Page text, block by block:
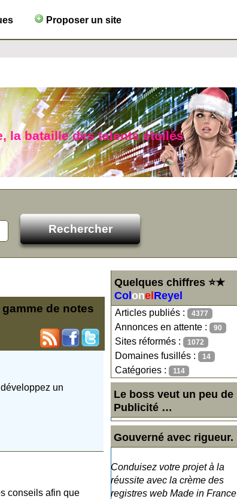
Proposer un site
la bataille des talents étoilés
Quelques chiffres ⭐★
Col onel Reyel
Articles publiés : 4377
Annonces en attente : 90
Sites réformés : 1072
Domaines fusillés : 14
Catégories : 114
Le boss veut un peu de
Publicité …
Gouverné avec rigueur.
Conduisez votre projet à la
réussite avec la crème des
registres web Made in France
de notes
un
conseils afin que